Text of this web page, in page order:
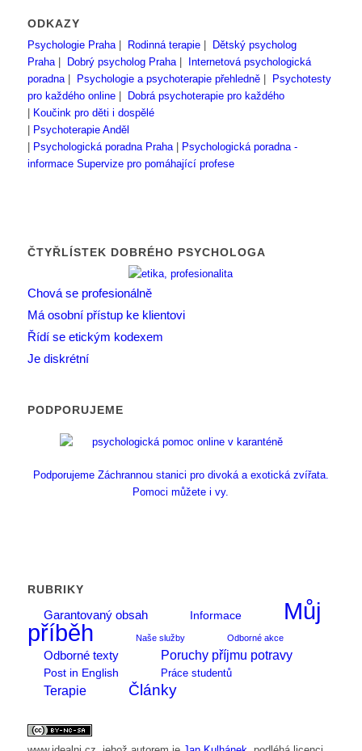
ODKAZY
Psychologie Praha| Rodinná terapie|
Dětský psycholog
Praha| Dobrý psycholog Praha|
Internetová psychologická
poradna| Psychologie a psychoterapie přehledně|
Psychotesty
pro každého online|
Dobrá psychoterapie pro každého
Koučink pro děti i dospělé
Psychoterapie Anděl
Psychologická poradna Praha|
Psychologická poradna -
informace Supervize pro pomáhající profese
ČTYŘLÍSTEK DOBRÉHO PSYCHOLOGA
Chová se profesionálně
Má osobní přístup ke klientovi
Řídí se etickým kodexem
Je diskrétní
PODPORUJEME
Podporujeme Záchrannou stanici pro divoká a exotická zvířata.
Pomoci můžete i vy.
RUBRIKY
Garantovaný obsah
Informace
Můj
příběh
Naše služby Odborné akce
Odborné texty Poruchy příjmu potravy
Post in English Práce studentů
Terapie Články